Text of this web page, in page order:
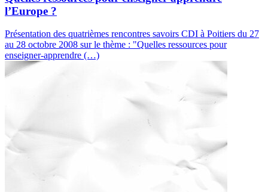
l’Europe ?
Présentation des quatrièmes rencontres savoirs CDI à Poitiers du 27
au 28 octobre 2008 sur le thème : "Quelles ressources pour
enseigner-apprendre (…)